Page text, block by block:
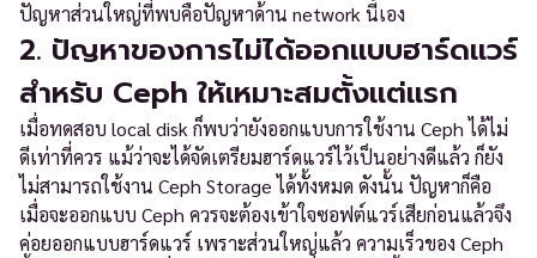
ปัญหาส่วนใหญ่ที่พบคือปัญหาด้าน network นี้เอง
2. ปัญหาของการไม่ได้ออกแบบฮาร์ดแวร์
สำหรับ Ceph ให้เหมาะสมตั้งแต่แรก
เมื่อทดสอบ local disk ก็พบว่ายังออกแบบการใช้งาน Ceph ได้ไม่
ดีเท่าที่ควร แม้ว่าจะได้จัดเตรียมฮาร์ดแวร์ไว้เป็นอย่างดีแล้ว ก็ยัง
ไม่สามารถใช้งาน Ceph Storage ได้ทั้งหมด ดังนั้น ปัญหาก็คือ
เมื่อจะออกแบบ Ceph ควรจะต้องเข้าใจซอฟต์แวร์เสียก่อนแล้วจึง
ค่อยออกแบบฮาร์ดแวร์ เพราะส่วนใหญ่แล้ว ความเร็วของ Ceph